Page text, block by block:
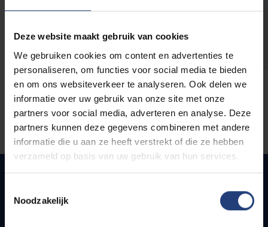
Deze website maakt gebruik van cookies
We gebruiken cookies om content en advertenties te
personaliseren, om functies voor social media te bieden
en om ons websiteverkeer te analyseren. Ook delen we
informatie over uw gebruik van onze site met onze
partners voor social media, adverteren en analyse. Deze
partners kunnen deze gegevens combineren met andere
informatie die u aan ze heeft verstrekt of die ze hebben
verzameld op basis van uw gebruik van hun services.
Noodzakelijk
Snel naar